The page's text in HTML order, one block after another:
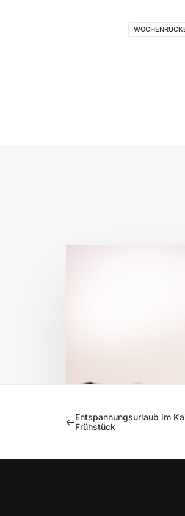
Entspannungsurlaub im
Frühstück